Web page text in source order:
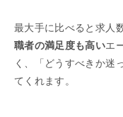
最大手に比べると求人
職者の満足度も高いエ
く、「どうすべきか迷
てくれます。